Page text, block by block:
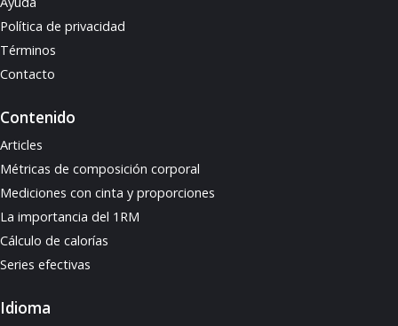
Política de privacidad
Términos
Contacto
Contenido
Articles
Métricas de composición corporal
Mediciones con cinta y proporciones
La importancia del 1RM
Cálculo de calorías
Series efectivas
Idioma